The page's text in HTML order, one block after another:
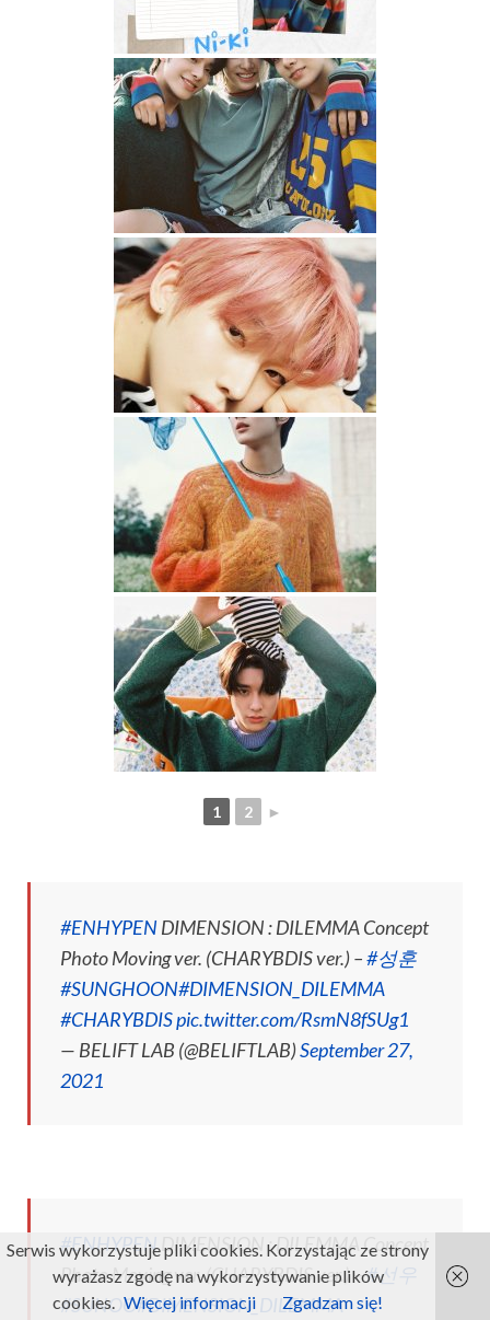
1 2 ►
#ENHYPEN DIMENSION : DILEMMA Concept
Photo Moving ver. (CHARYBDIS ver.) –#성훈
#SUNGHOON#DIMENSION_DILEMMA
#CHARYBDISpic.twitter.com/RsmN8fSUg1
— BELIFT LAB (@BELIFTLAB)September 27,
2021
#ENHYPENDIMENSION : DILEMMA Concept
Photo Moving ver. (CHARYBDIS ver.) –#선우
#SUNOO#DIMENSION_DILEMMA
Serwis wykorzystuje pliki cookies. Korzystając ze strony
wyrażasz zgodę na wykorzystywanie plików
cookies. Więcej informacji Zgadzam się!